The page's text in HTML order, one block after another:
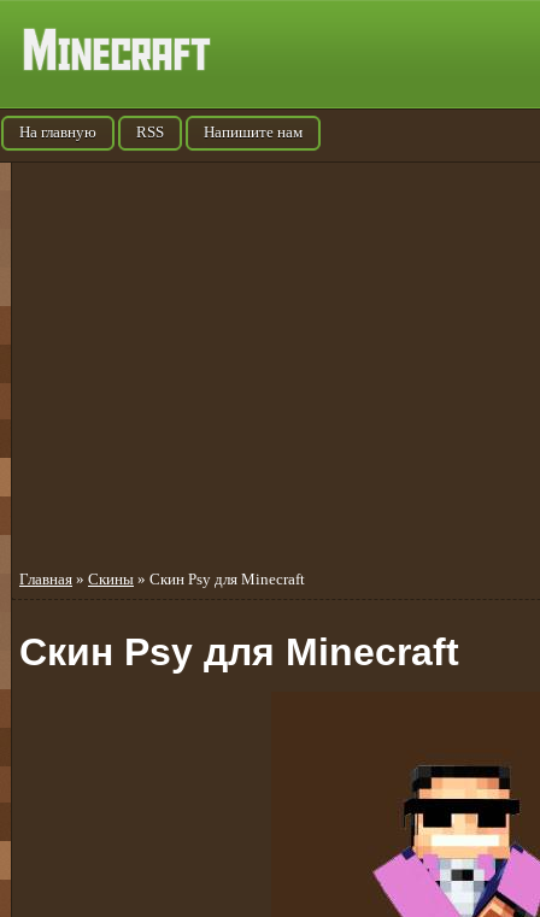
На главную RSS Напишите нам
Главная » Скины » Скин Psy для Minecraft
Скин Psy для Minecraft